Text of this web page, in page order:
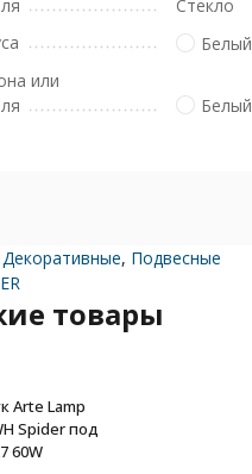
Стекло
Белый
или
Белый
Декоративные, Подвесные
товары
Arte Lamp
Spider под
60W